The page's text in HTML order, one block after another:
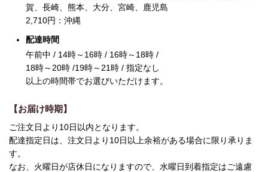
賀、長崎、熊本、大分、宮崎、鹿児島
2,710円：沖縄
配達時間
午前中 / 14時～16時 / 16時～18時 /
18時～20時 /19時～21時 / 指定なし
以上の時間帯でお選びいただけます。
【お届け時期】
ご注文日より10日以内となります。
配達指定日は、注文日より10日以上余裕がある場合に限り承りま
す。
なお、火曜日が店休日になりますので、水曜日到着指定はご遠慮